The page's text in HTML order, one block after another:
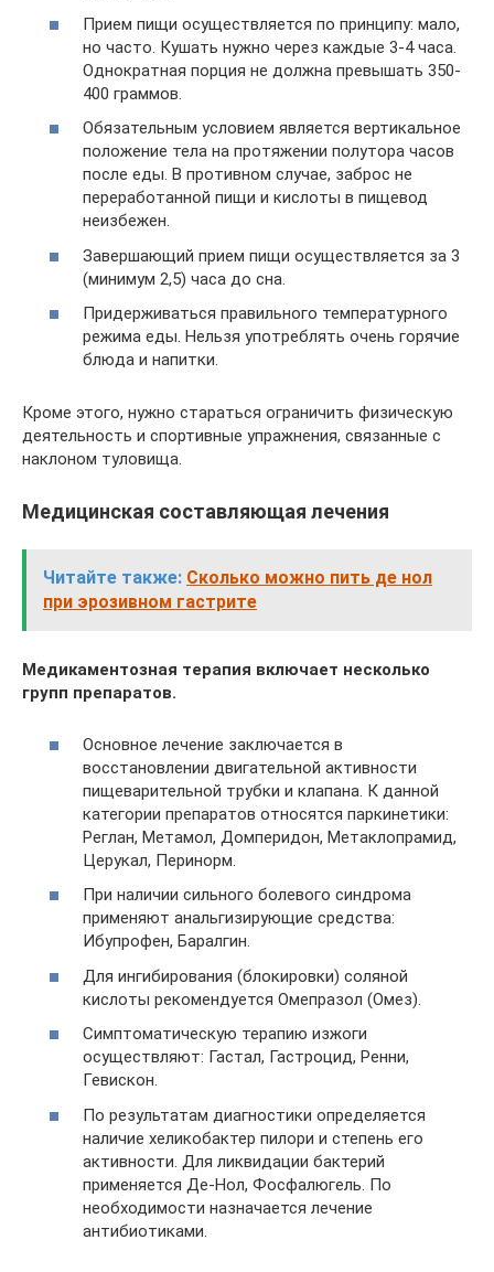
Прием пищи осуществляется по принципу: мало,
но часто. Кушать нужно через каждые 3-4 часа.
Однократная порция не должна превышать 350-
400 граммов.
Обязательным условием является вертикальное
положение тела на протяжении полутора часов
после еды. В противном случае, заброс не
переработанной пищи и кислоты в пищевод
неизбежен.
Завершающий прием пищи осуществляется за 3
(минимум 2,5) часа до сна.
Придерживаться правильного температурного
режима еды. Нельзя употреблять очень горячие
блюда и напитки.
Кроме этого, нужно стараться ограничить физическую
деятельность и спортивные упражнения, связанные с
наклоном туловища.
Медицинская составляющая лечения
Читайте также: Сколько можно пить де нол
при эрозивном гастрите
Медикаментозная терапия включает несколько
групп препаратов.
Основное лечение заключается в
восстановлении двигательной активности
пищеварительной трубки и клапана. К данной
категории препаратов относятся паркинетики:
Реглан, Метамол, Домперидон, Метаклопрамид,
Церукал, Перинорм.
При наличии сильного болевого синдрома
применяют анальгизирующие средства:
Ибупрофен, Баралгин.
Для ингибирования (блокировки) соляной
кислоты рекомендуется Омепразол (Омез).
Симптоматическую терапию изжоги
осуществляют: Гастал, Гастроцид, Ренни,
Гевискон.
По результатам диагностики определяется
наличие хеликобактер пилори и степень его
активности. Для ликвидации бактерий
применяется Де-Нол, Фосфалюгель. По
необходимости назначается лечение
антибиотиками.